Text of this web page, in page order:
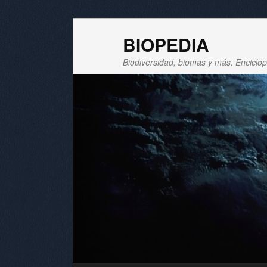
BIOPEDIA
Biodiversidad, biomas y más.